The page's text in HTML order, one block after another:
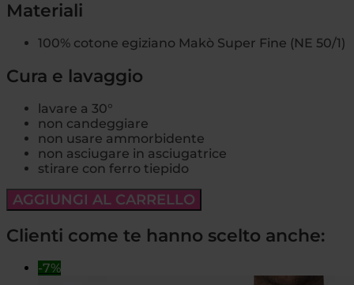
Materiali
100% cotone egiziano Makò Super Fine (NE 50/1)
Cura e lavaggio
lavare a 30°
non candeggiare
non usare ammorbidente
non asciugare in asciugatrice
stirare con ferro tiepido
AGGIUNGI AL CARRELLO
Clienti come te hanno scelto anche:
-7%